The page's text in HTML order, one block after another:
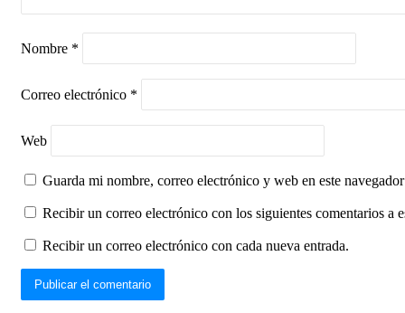
Nombre *
Correo electrónico *
Web
Guarda mi nombre, correo electrónico y web en este
Recibir un correo electrónico con los siguientes comentarios a
Recibir un correo electrónico con cada nueva entrada.